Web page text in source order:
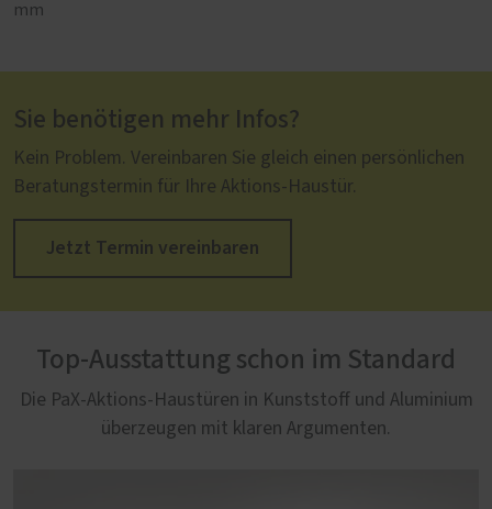
mm
Sie benötigen mehr Infos?
Kein Problem. Vereinbaren Sie gleich einen persönlichen
Beratungstermin für Ihre Aktions-Haustür.
Jetzt Termin vereinbaren
Top-Ausstattung schon im Standard
Die PaX-Aktions-Haustüren in Kunststoff und Aluminium
überzeugen mit klaren Argumenten.